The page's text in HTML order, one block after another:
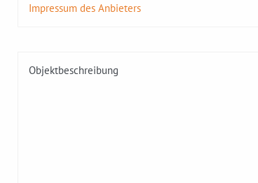
Impressum des Anbieters
Objektbeschreibung